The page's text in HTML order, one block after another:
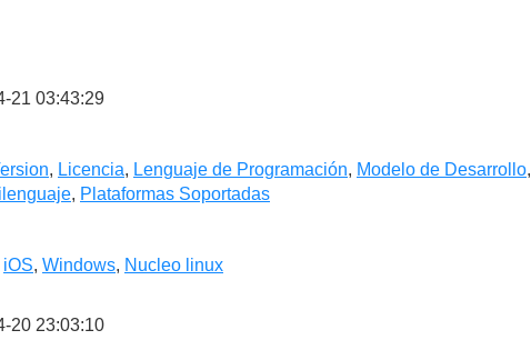
21 03:43:29
, Licencia, Lenguaje de Programación, Modelo de Desarrollo,
, Plataformas Soportadas
iOS, Windows, Nucleo linux
20 23:03:10